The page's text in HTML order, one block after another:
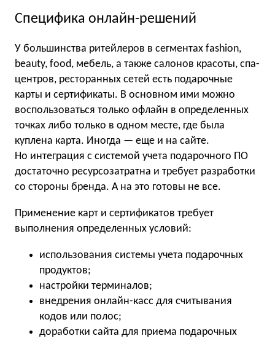
Специфика онлайн-решений
У большинства ритейлеров в сегментах fashion,
beauty, food, мебель, а также салонов красоты, спа-
центров, ресторанных сетей есть подарочные
карты и сертификаты. В основном ими можно
воспользоваться только офлайн в определенных
точках либо только в одном месте, где была
куплена карта. Иногда — еще и на сайте.
Но интеграция с системой учета подарочного ПО
достаточно ресурсозатратна и требует разработки
со стороны бренда. А на это готовы не все.
Применение карт и сертификатов требует
выполнения определенных условий:
использования системы учета подарочных
продуктов;
настройки терминалов;
внедрения онлайн-касс для считывания
кодов или полос;
доработки сайта для приема подарочных